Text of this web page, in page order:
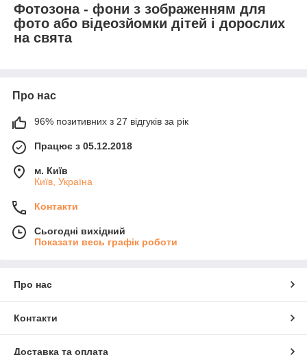
Фотозона - фони з зображенням для
фото або відеозйомки дітей і дорослих
на свята
Про нас
96% позитивних з 27 відгуків за рік
Працює з 05.12.2018
м. Київ
Київ, Україна
Контакти
Сьогодні вихідний
Показати весь графік роботи
Про нас
Контакти
Доставка та оплата